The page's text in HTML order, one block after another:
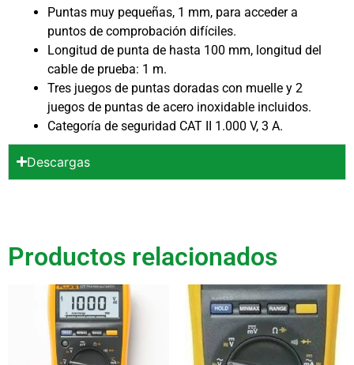
Puntas muy pequeñas, 1 mm, para acceder a
puntos de comprobación difíciles.
Longitud de punta de hasta 100 mm, longitud del
cable de prueba: 1 m.
Tres juegos de puntas doradas con muelle y 2
juegos de puntas de acero inoxidable incluidos.
Categoría de seguridad CAT II 1.000 V, 3 A.
Descargas
Productos relacionados